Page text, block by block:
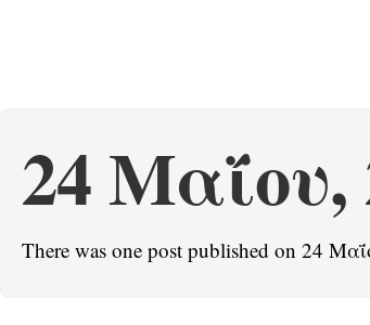
24 Μαΐου,
There was one post published on 24